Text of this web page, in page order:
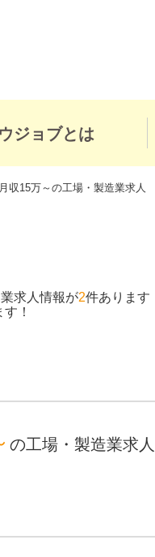
ジョブとは
収15万～の工場・製造業求人
求人情報が2件あります
！
の工場・製造業求人